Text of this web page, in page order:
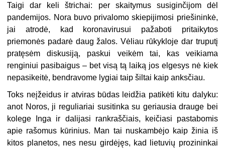
Taigi dar keli štrichai: per skaitymus susiginčijom dėl
pandemijos. Nora buvo privalomo skiepijimosi priešininkė,
jai atrodė, kad koronavirusui pažaboti pritaikytos
priemonės padarė daug žalos. Vėliau rūkykloje dar truputį
pratęsėm diskusiją, paskui veikėm tai, kas veikiama
renginiui pasibaigus – bet visą tą laiką jos elgesys nė kiek
nepasikeitė, bendravome lygiai taip šiltai kaip anksčiau.
Toks neįžeidus ir atviras būdas leidžia patikėti kitu dalyku:
anot Noros, ji reguliariai susitinka su geriausia drauge bei
kolege Inga ir dalijasi rankraščiais, keičiasi pastabomis
apie rašomus kūrinius. Man tai nuskambėjo kaip žinia iš
kitos planetos, nes nesu girdėjęs, kad lietuvių prozininkai